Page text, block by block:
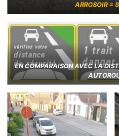
ARROSOIR =
EN COMPARAISON AVEC LA